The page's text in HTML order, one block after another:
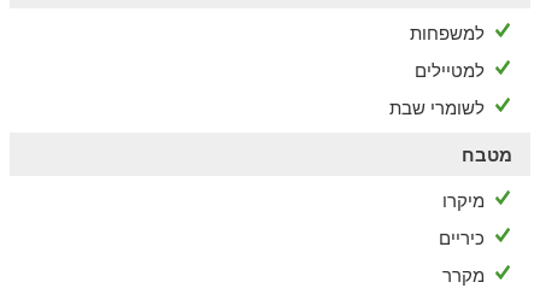
למשפחות
למטיילים
לשומרי שבת
מטבח
מיקרו
כיריים
מקרר